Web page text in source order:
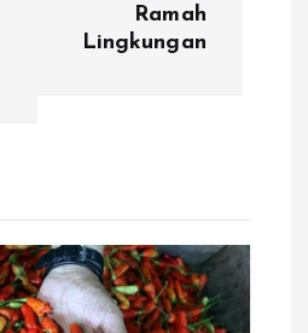
Ramah
Lingkungan